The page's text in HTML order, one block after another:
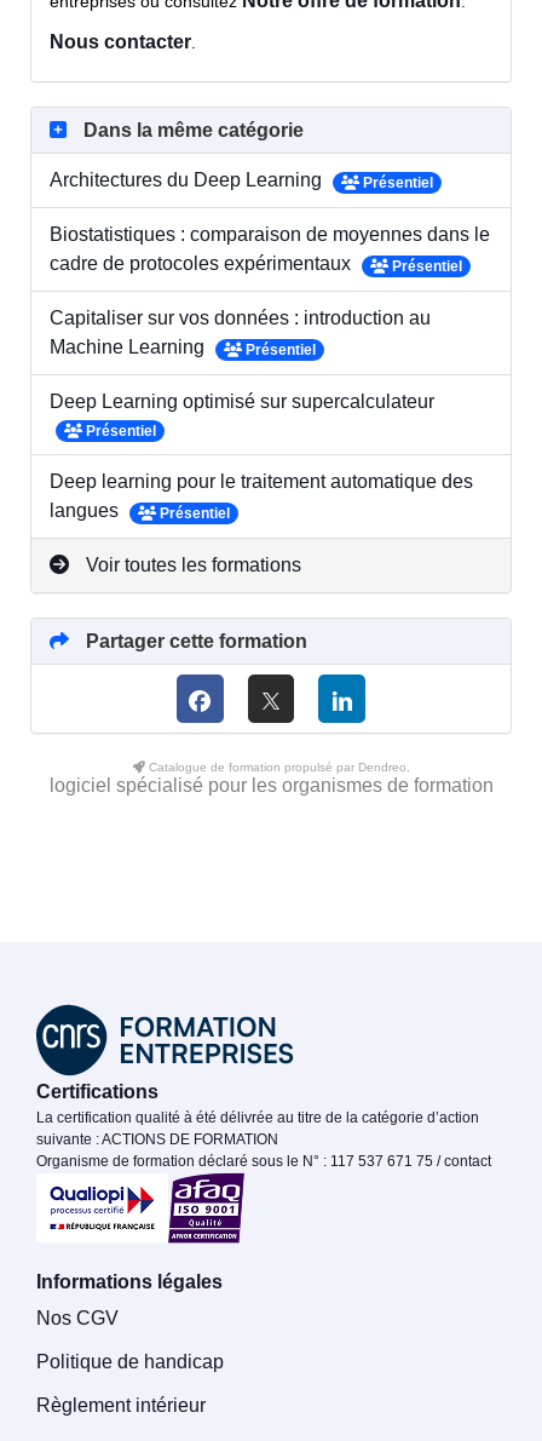
Nous contacter.
Dans la même catégorie
Architectures du Deep Learning Présentiel
Biostatistiques : comparaison de moyennes dans le
cadre de protocoles expérimentaux
Présentiel
Capitaliser sur vos données : introduction au
Machine Learning
Présentiel
Deep Learning optimisé sur supercalculateur
Présentiel
Deep learning pour le traitement automatique des
langues
Présentiel
Voir toutes les formations
Partager cette formation
Catalogue de formation propulsé par Dendreo,
logiciel spécialisé pour les organismes de formation
Certifications
La certification qualité à été délivrée au titre de la catégorie d’action
suivante : ACTIONS DE FORMATION
Organisme de formation déclaré sous le N° : 117 537 671 75 / contact
Informations légales
Nos CGV
Politique de handicap
Règlement intérieur